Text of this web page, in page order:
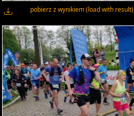
pobierz z wynikiem (load with result)